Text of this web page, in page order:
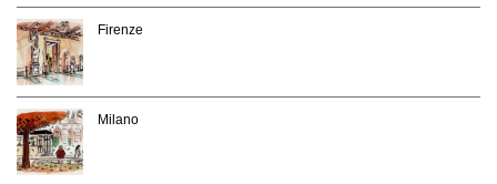
Firenze
Milano